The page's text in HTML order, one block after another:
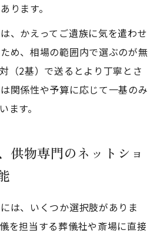
ります。
、かえってご遺族に気を遣わせ
め、相場の範囲内で選ぶのが無
（2基）で送るとより丁寧とさ
関係性や予算に応じて一基のみ
ます。
供物専門のネットショ
は、いくつか選択肢がありま
を担当する葬儀社や斎場に直接